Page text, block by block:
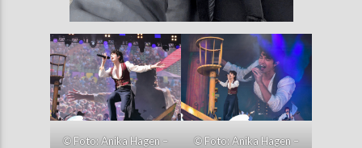
©Foto: Anika Hagen –
©Foto: Anika Hagen –